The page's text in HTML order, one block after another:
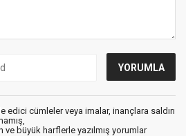
edici cümleler veya imalar, inançlara saldırı
ve büyük harflerle yazılmış yorumlar